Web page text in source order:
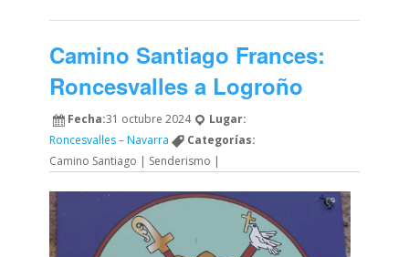
Camino Santiago Frances:
Roncesvalles a Logroño
Fecha:31 octubre 2024
Lugar:
Roncesvalles – Navarra
Categorías:
Camino Santiago | Senderismo |